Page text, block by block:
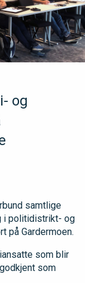
og
samtlige
i politidistrikt- og
på Gardermoen.
som blir
som